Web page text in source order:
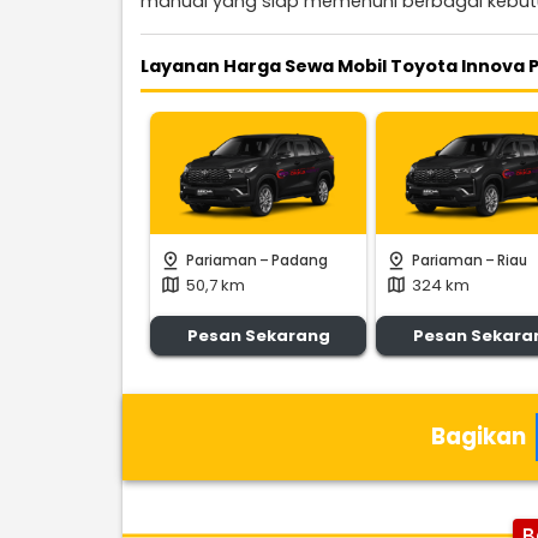
Layanan Harga Sewa Mobil Toyota Innova
pin_drop Pariaman -Padang
map 50,7 km
Pesan Sekarang
pin_drop Pariaman -Riau
map 324 km
Pesan
Bagikan